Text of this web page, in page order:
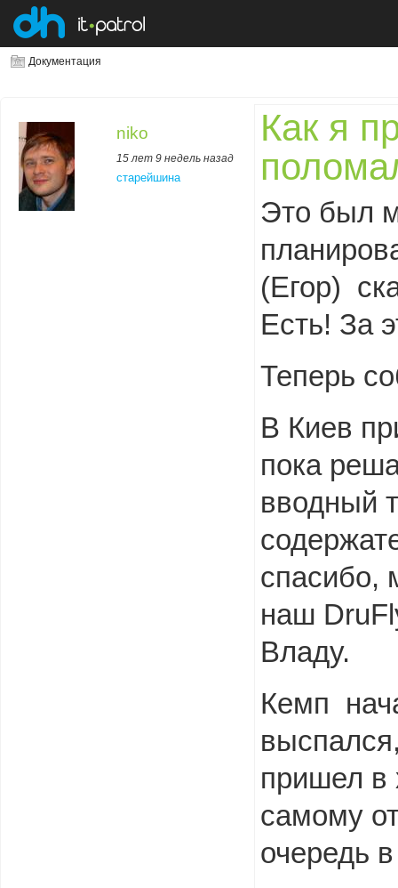
Документация
niko
15 лет 9 недель назад
старейшина
Как я
Это был
(Егор)
Есть! За
Теперь
В Киев
пока
вводный
спасибо,
наш
Владу.
Кемп
пришел в
самому
очередь